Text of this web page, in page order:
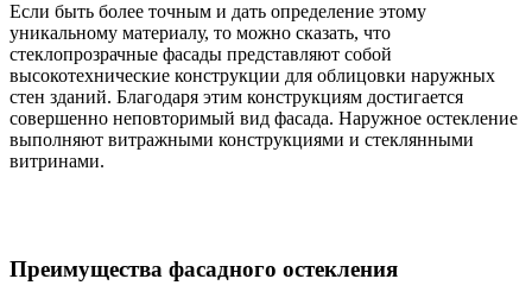
Если быть более точным и дать определение этому
уникальному материалу, то можно сказать, что
стеклопрозрачные фасады представляют собой
высокотехнические конструкции для облицовки наружных
стен зданий. Благодаря этим конструкциям достигается
совершенно неповторимый вид фасада. Наружное остекление
выполняют витражными конструкциями и стеклянными
витринами.
Преимущества фасадного остекления